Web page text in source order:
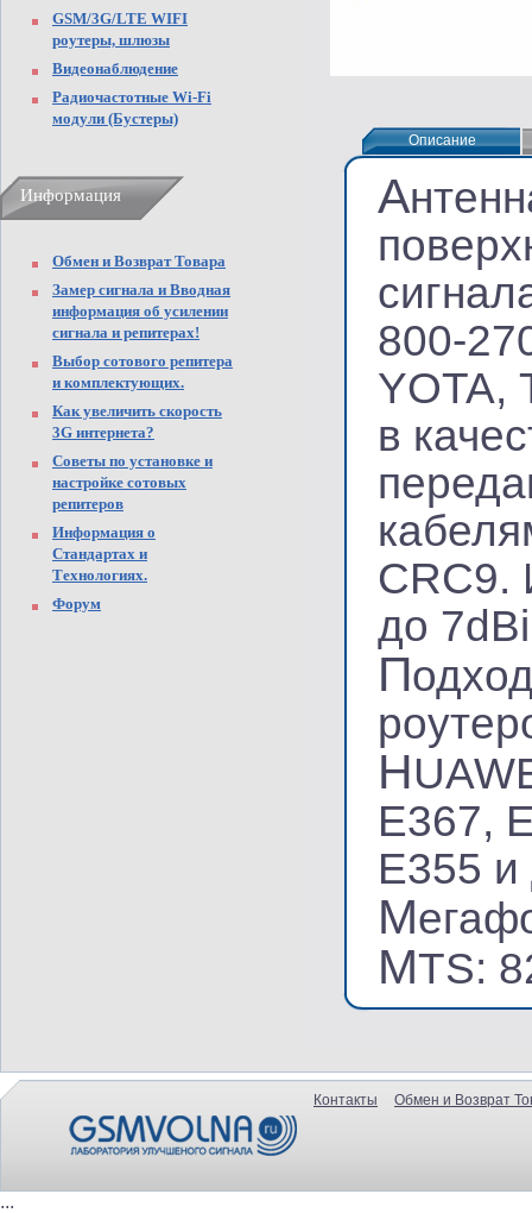
GSM/3G/LTE WIFI
роутеры, шлюзы
Видеонаблюдение
Радиочастотные Wi-Fi
модули (Бустеры)
Информация
Обмен и Возврат Товара
Замер сигнала и Вводная
информация об усилении
сигнала и репитерах!
Выбор сотового репитера
и комплектующих.
Как увеличить скорость
3G интернета?
Советы по установке и
настройке сотовых
репитеров
Информация о
Стандартах и
Технологиях.
Форум
Описание
Описание
А
800-
YOTA,
в
CRC9.
до
П
H
Е367,
E355 и
М
MTS:
Контакты Обмен и Возврат
...